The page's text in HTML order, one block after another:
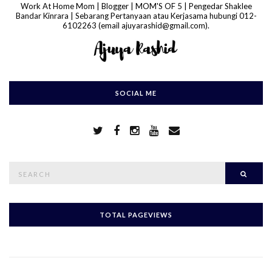
Work At Home Mom | Blogger | MOM'S OF 5 | Pengedar Shaklee
Bandar Kinrara | Sebarang Pertanyaan atau Kerjasama hubungi 012-
6102263 (email ajuyarashid@gmail.com).
SOCIAL ME
c
f
TOTAL PAGEVIEWS